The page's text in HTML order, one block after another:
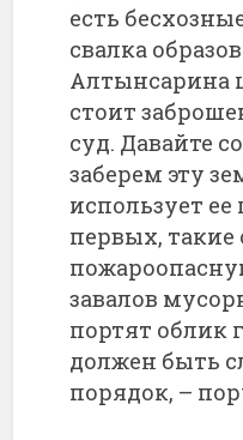
есть
свалка
Алтынсарина
стоит
суд. Давайте
заберем эту
использует
первых, такие
завалов
портят облик
должен быть
порядок, –